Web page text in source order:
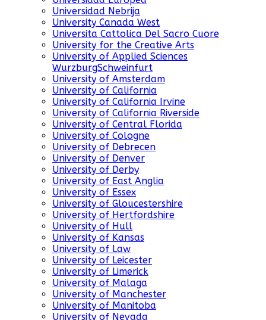
Universidad Nebrija
University Canada West
Universita Cattolica Del Sacro Cuore
University for the Creative Arts
University of Applied Sciences
WurzburgSchweinfurt
University of Amsterdam
University of California
University of California Irvine
University of California Riverside
University of Central Florida
University of Cologne
University of Debrecen
University of Denver
University of Derby
University of East Anglia
University of Essex
University of Gloucestershire
University of Hertfordshire
University of Hull
University of Kansas
University of Law
University of Leicester
University of Limerick
University of Malaga
University of Manchester
University of Manitoba
University of Nevada